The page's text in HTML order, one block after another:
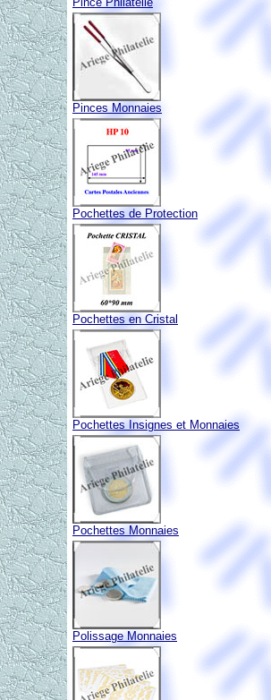
Pinces Monnaies
Pochettes de Protection
Pochettes en Cristal
Pochettes Insignes et Monnaies
Pochettes Monnaies
Polissage Monnaies